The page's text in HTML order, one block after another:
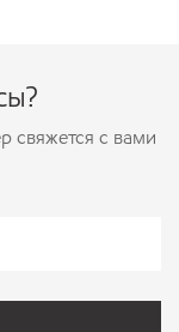
свяжется с вами